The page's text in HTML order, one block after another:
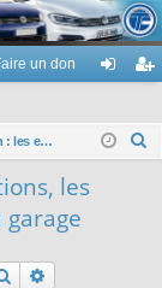
un don
ne nr
Touran : les entretiens, les réparations, les remplacements en concessions ou garage
les
Rechercher